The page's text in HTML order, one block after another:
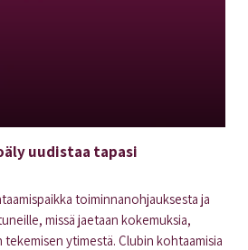
uudistaa tapasi
toiminnanohjauksesta ja
missä jaetaan kokemuksia,
ytimestä. Clubin kohtaamisia